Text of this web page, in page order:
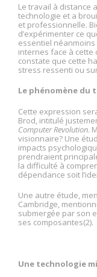
Le travail à distance
technologie et a
et professionnelle.
d’expérimenter ce
essentiel néanmoins
internes face à cette
constate que cette
stress ressenti ou
Le phénomène du
Cette expression
Brod, intitulé
Computer Revolution.
visionnaire? Une
impacts
prendraient
la difficulté à
dépendance soit
Une autre étude,
Cambridge,
submergée par son
ses composantes(2).
Une technologie